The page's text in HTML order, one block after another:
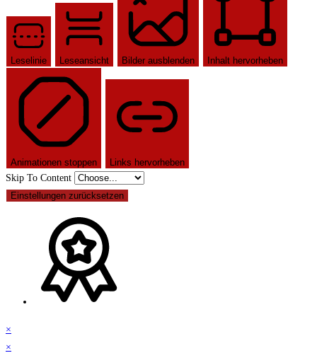
Leselinie Leseansicht Bilder ausblenden Inhalt hervorheben
Animationen stoppen
Links hervorheben
Skip To Content
Einstellungen zurücksetzen
×
×